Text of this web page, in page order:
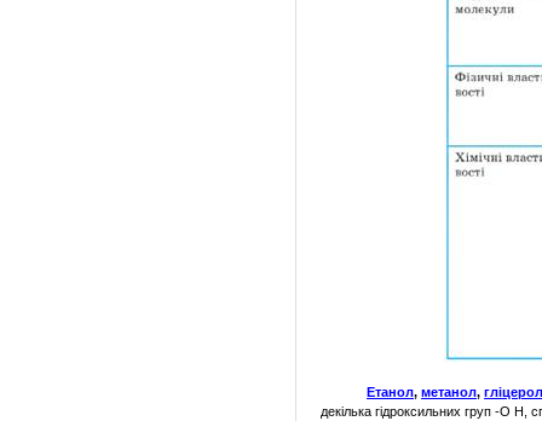
Етанол,метанол,
декілька гідроксильних груп -О Н,